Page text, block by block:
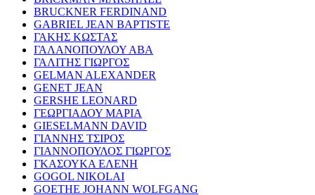
BRUCKNER FERDINAND
GABRIEL JEAN BAPTISTE
ΓΑΚΗΣ ΚΩΣΤΑΣ
ΓΑΛΑΝΟΠΟΥΛΟΥ ΑΒΑ
ΓΑΛΙΤΗΣ ΓΙΩΡΓΟΣ
GELMAN ALEXANDER
GENET JEAN
GERSHE LEONARD
ΓΕΩΡΓΙΑΔΟΥ ΜΑΡΙΑ
GIESELMANN DAVID
ΓΙΑΝΝΗΣ ΤΣΙΡΟΣ
ΓΙΑΝΝΟΠΟΥΛΟΣ ΓΙΩΡΓΟΣ
ΓΚΑΣΟΥΚΑ ΕΛΕΝΗ
GOGOL NIKOLAI
GOETHE JOHANN WOLFGANG